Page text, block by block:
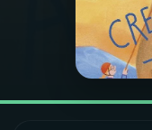
PODCASTS
06VIDEOCASTS